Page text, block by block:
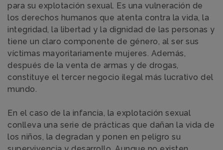
para su explotación sexual. Es una vulneración de
los derechos humanos que atenta contra la vida, la
integridad, la libertad y la dignidad de las personas y
tiene un claro componente de género, al ser sus
víctimas mayoritariamente mujeres. Además,
después de la venta de armas y de drogas,
constituye el tercer negocio ilegal más lucrativo del
mundo.
En el caso de la infancia, la explotación sexual
conlleva una serie de prácticas que dañan la vida de
los niños, la degradan y ponen en peligro su